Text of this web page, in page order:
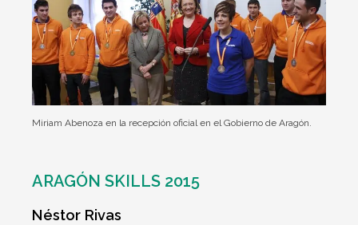
Miriam Abenoza en la recepción oficial en el Gobierno de Aragón.
ARAGÓN SKILLS 2015
Néstor Rivas